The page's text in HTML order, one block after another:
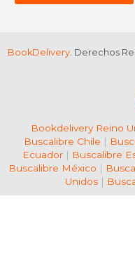
BookDelivery. Derechos
Bookdelivery Reino
Buscalibre Chile |
Ecuador| Buscalibre
Buscalibre México |
Unidos|